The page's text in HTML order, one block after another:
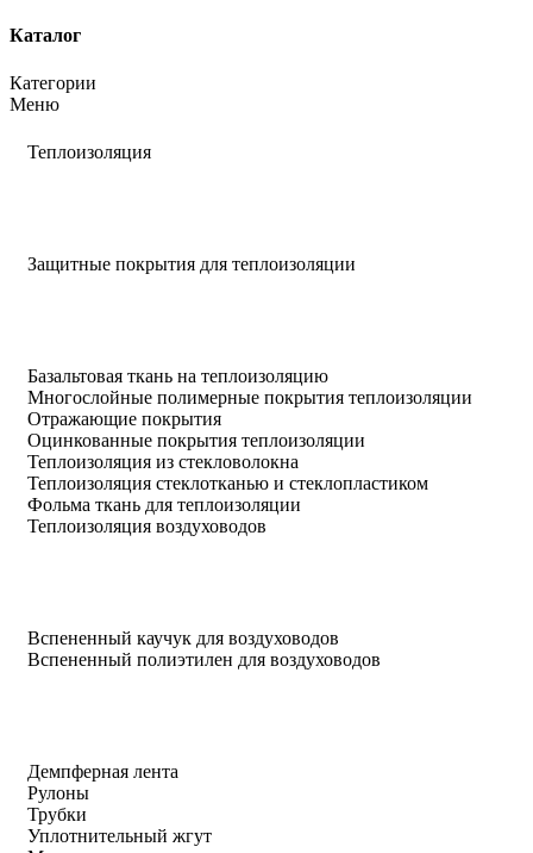
Каталог
Категории
Меню
Теплоизоляция
Защитные покрытия для теплоизоляции
Базальтовая ткань на теплоизоляцию
Многослойные полимерные покрытия теплоизоляции
Отражающие покрытия
Оцинкованные покрытия теплоизоляции
Теплоизоляция из стекловолокна
Теплоизоляция стеклотканью и стеклопластиком
Фольма ткань для теплоизоляции
Теплоизоляция воздуховодов
Вспененный каучук для воздуховодов
Вспененный полиэтилен для воздуховодов
Демпферная лента
Рулоны
Трубки
Уплотнительный жгут